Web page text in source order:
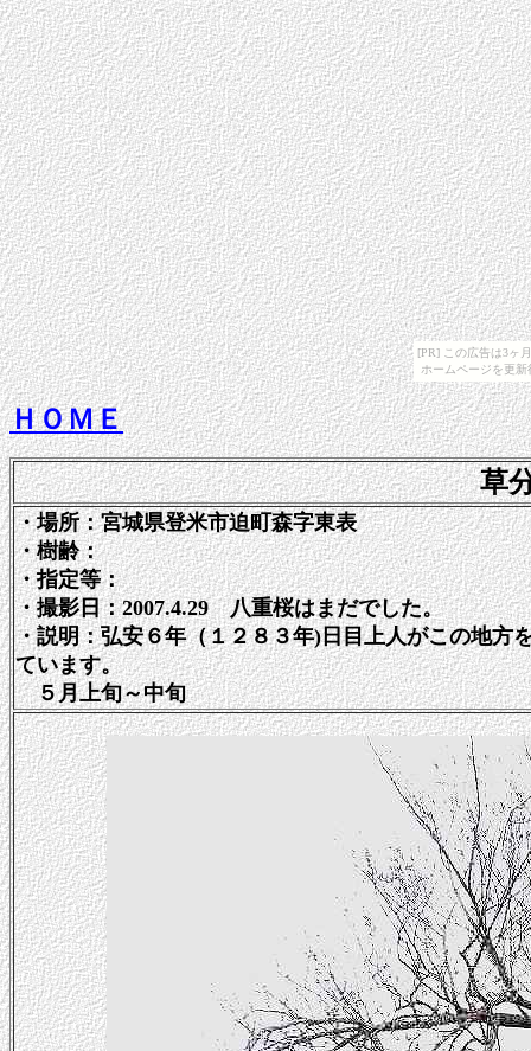
[PR] この広告は3ヶ
ホームページを更
ＨＯＭＥ
草
・場所：宮城県登米市迫町森字東表
・樹齢：
・指定等：
・撮影日：2007.4.29 八重桜はまだでした。
・説明：弘安６年（１２８３年)日目上人がこの地方
ています。
５月上旬～中旬